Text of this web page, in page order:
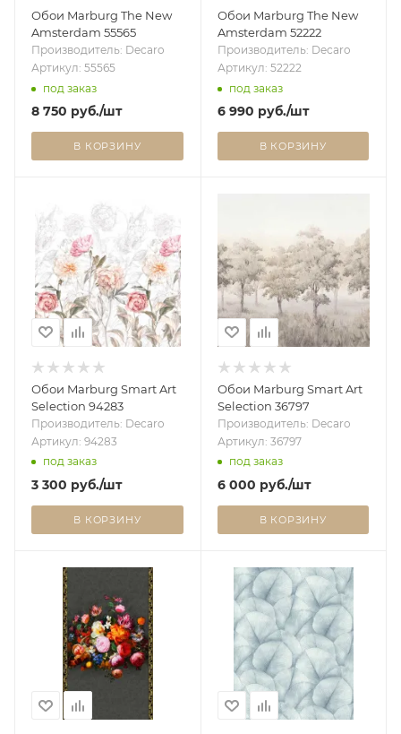
Обои Marburg The New
Amsterdam 55565
Производитель: Decaro
Артикул: 55565
под заказ
8 750 руб./шт
В КОРЗИНУ
Обои Marburg The New
Amsterdam 52222
Производитель: Decaro
Артикул: 52222
под заказ
6 990 руб./шт
В КОРЗИНУ
Обои Marburg Smart Art
Selection 94283
Производитель: Decaro
Артикул: 94283
под заказ
3 300 руб./шт
В КОРЗИНУ
Обои Marburg Smart Art
Selection 36797
Производитель: Decaro
Артикул: 36797
под заказ
6 000 руб./шт
В КОРЗИНУ